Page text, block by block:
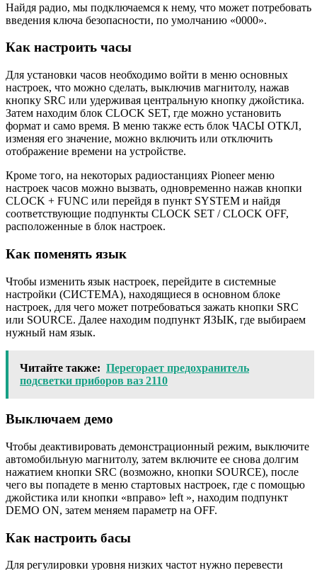
Найдя радио, мы подключаемся к нему, что может потребовать
введения ключа безопасности, по умолчанию «0000».
Как настроить часы
Для установки часов необходимо войти в меню основных
настроек, что можно сделать, выключив магнитолу, нажав
кнопку SRC или удерживая центральную кнопку джойстика.
Затем находим блок CLOCK SET, где можно установить
формат и само время. В меню также есть блок ЧАСЫ ОТКЛ,
изменяя его значение, можно включить или отключить
отображение времени на устройстве.
Кроме того, на некоторых радиостанциях Pioneer меню
настроек часов можно вызвать, одновременно нажав кнопки
CLOCK + FUNC или перейдя в пункт SYSTEM и найдя
соответствующие подпункты CLOCK SET / CLOCK OFF,
расположенные в блок настроек.
Как поменять язык
Чтобы изменить язык настроек, перейдите в системные
настройки (СИСТЕМА), находящиеся в основном блоке
настроек, для чего может потребоваться зажать кнопки SRC
или SOURCE. Далее находим подпункт ЯЗЫК, где выбираем
нужный нам язык.
Читайте также: Перегорает предохранитель
подсветки приборов ваз 2110
Выключаем демо
Чтобы деактивировать демонстрационный режим, выключите
автомобильную магнитолу, затем включите ее снова долгим
нажатием кнопки SRC (возможно, кнопки SOURCE), после
чего вы попадете в меню стартовых настроек, где с помощью
джойстика или кнопки «вправо» left », находим подпункт
DEMO ON, затем меняем параметр на OFF.
Как настроить басы
Для регулировки уровня низких частот нужно перевести